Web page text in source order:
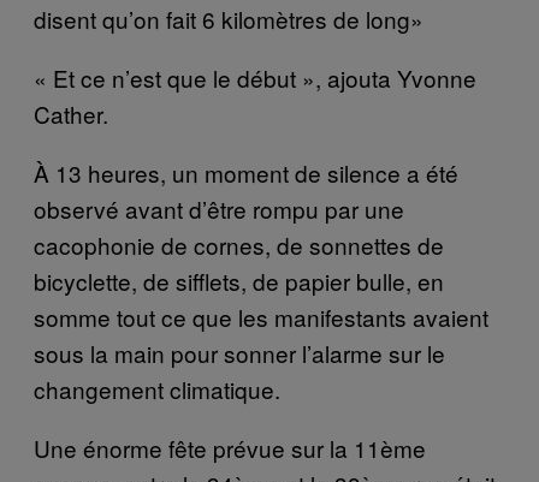
disent qu’on fait 6 kilomètres de long»
« Et ce n’est que le début », ajouta Yvonne
Cather.
À 13 heures, un moment de silence a été
observé avant d’être rompu par une
cacophonie de cornes, de sonnettes de
bicyclette, de sifflets, de papier bulle, en
somme tout ce que les manifestants avaient
sous la main pour sonner l’alarme sur le
changement climatique.
Une énorme fête prévue sur la 11ème